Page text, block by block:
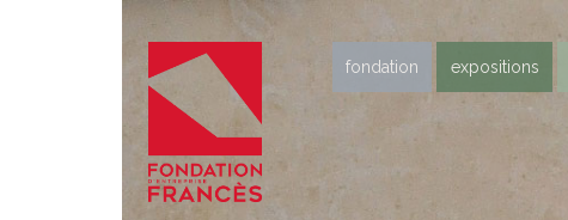
fondation expositions